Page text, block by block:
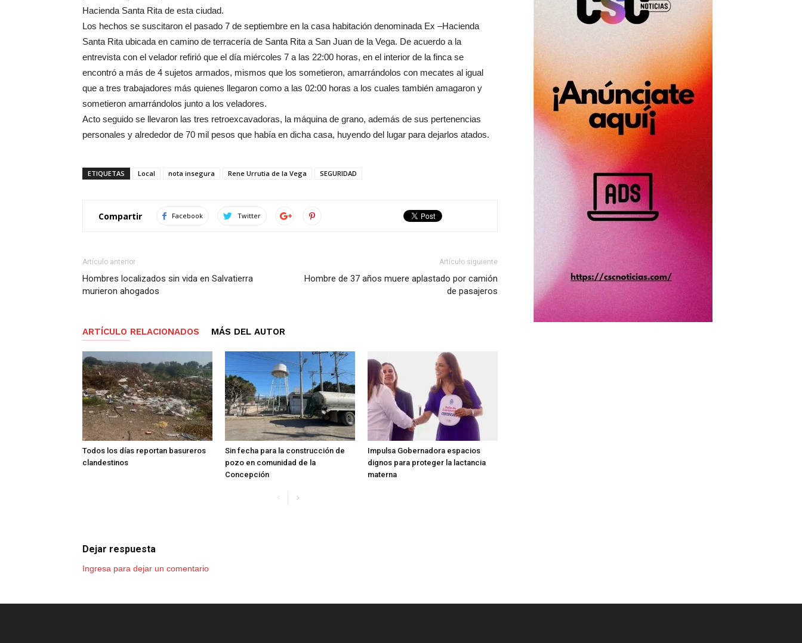
Hacienda Santa Rita de esta ciudad.
Los hechos se suscitaron el pasado 7 de septiembre en la casa habitación denominada Ex –Hacienda
Santa Rita ubicada en camino de terracería de Santa Rita a San Juan de la Vega. De acuerdo a la
entrevista con el velador refirió que el día miércoles 7 a las 22:00 horas, en el interior de la finca se
encontró a más de 4 sujetos armados, mismos que los sometieron, amarrándolos con mecates al igual
que a tres trabajadores más quienes llegaron como a las 02:00 horas a los cuales también amagaron y
sometieron amarrándolos junto a los veladores.
Acto seguido se llevaron las tres retroexcavadoras, la máquina de grano, además de sus pertenencias
personales y alrededor de 70 mil pesos que había en dicha casa, huyendo del lugar para dejarlos atados.
ETIQUETAS Local nota insegura Rene Urrutia de la Vega SEGURIDAD
Compartir Facebook Twitter
Artículo anterior
Hombres localizados sin vida en Salvatierra
murieron ahogados
Artículo siguiente
Hombre de 37 años muere aplastado por camión
de pasajeros
ARTÍCULO RELACIONADOS MÁS DEL AUTOR
Todos los días reportan basureros
clandestinos
Sin fecha para la construcción de
pozo en comunidad de la
Concepción
Impulsa Gobernadora espacios
dignos para proteger la lactancia
materna
Dejar respuesta
Ingresa para dejar un comentario